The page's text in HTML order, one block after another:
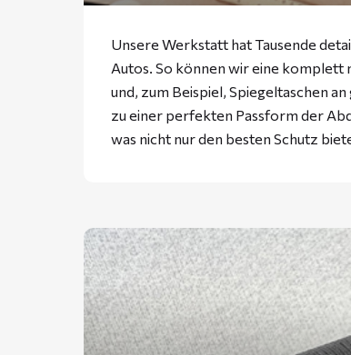
Unsere Werkstatt hat Tausende
Autos. So können wir eine
und, zum Beispiel, Spiegeltaschen
zu einer perfekten Passform der
was nicht nur den besten Schutz